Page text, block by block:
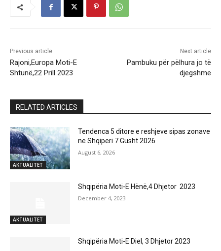
Previous article
Rajoni,Europa Moti-E
Shtunë,22 Prill 2023
Next article
Pambuku për pëlhura jo të
djegshme
RELATED ARTICLES
AKTUALITET
Tendenca 5 ditore e reshjeve sipas zonave
ne Shqiperi 7 Gusht 2026
August 6, 2026
AKTUALITET
Shqipëria Moti-E Hënë,4 Dhjetor 2023
December 4, 2023
Shqipëria Moti-E Diel, 3 Dhjetor 2023